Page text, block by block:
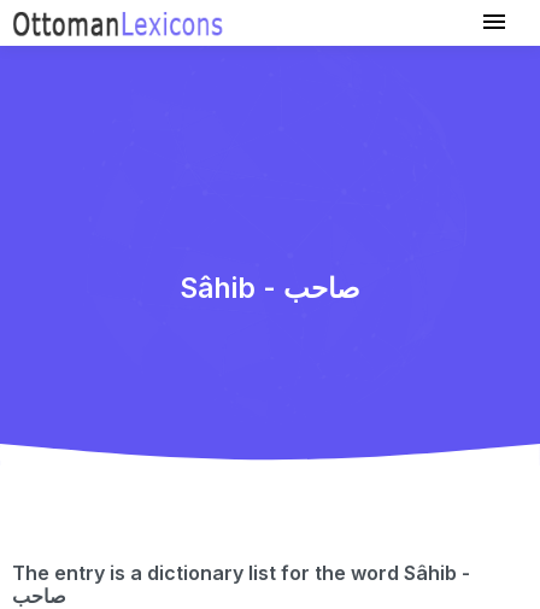
Sâhib - صاحب
The entry is a dictionary list for the word Sâhib -
صاحب